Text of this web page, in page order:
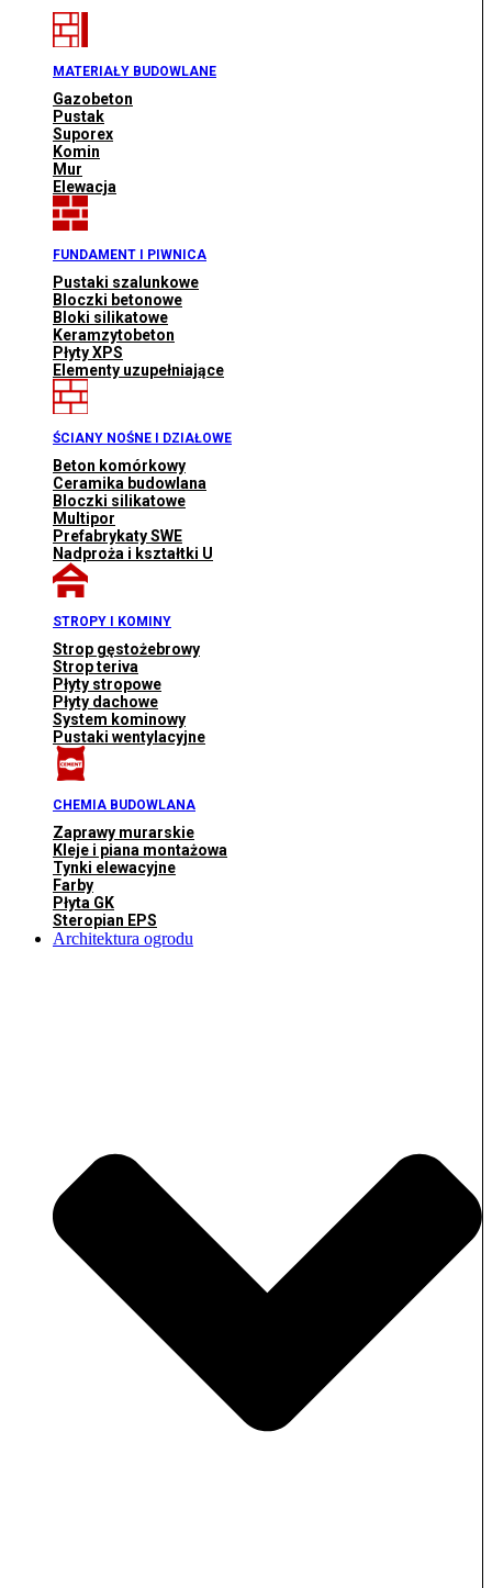
MATERIAŁY BUDOWLANE
Gazobeton
Pustak
Suporex
Komin
Mur
Elewacja
FUNDAMENT I PIWNICA
Pustaki szalunkowe
Bloczki betonowe
Bloki silikatowe
Keramzytobeton
Płyty XPS
Elementy uzupełniające
ŚCIANY NOŚNE I DZIAŁOWE
Beton komórkowy
Ceramika budowlana
Bloczki silikatowe
Multipor
Prefabrykaty SWE
Nadproża i kształtki U
STROPY I KOMINY
Strop gęstożebrowy
Strop teriva
Płyty stropowe
Płyty dachowe
System kominowy
Pustaki wentylacyjne
CHEMIA BUDOWLANA
Zaprawy murarskie
Kleje i piana montażowa
Tynki elewacyjne
Farby
Płyta GK
Steropian EPS
Architektura ogrodu